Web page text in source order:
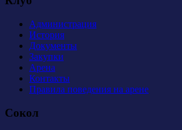
Администрация
История
Документы
Закупки
Арена
Контакты
Правила поведения на арене
Сокол